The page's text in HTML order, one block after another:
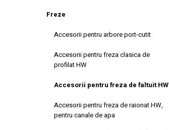
Freze
Accesorii pentru arbore port-cutit
Accesorii pentru freza clasica de
profilat HW
Accesorii pentru freza de faltuit HW
Accesorii pentru freza de raionat HW,
pentru canale de apa